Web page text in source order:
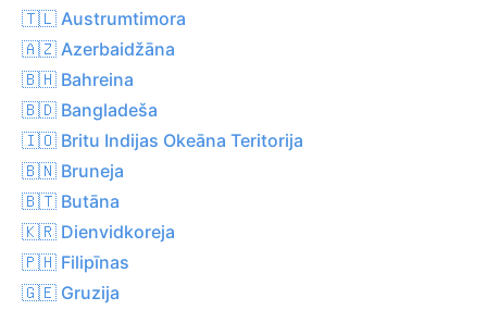
🇹🇱 Austrumtimora
🇦🇿 Azerbaidžāna
🇧🇭 Bahreina
🇧🇩 Bangladeša
🇮🇴 Britu Indijas Okeāna Teritorija
🇧🇳 Bruneja
🇧🇹 Butāna
🇰🇷 Dienvidkoreja
🇵🇭 Filipīnas
🇬🇪 Gruzija